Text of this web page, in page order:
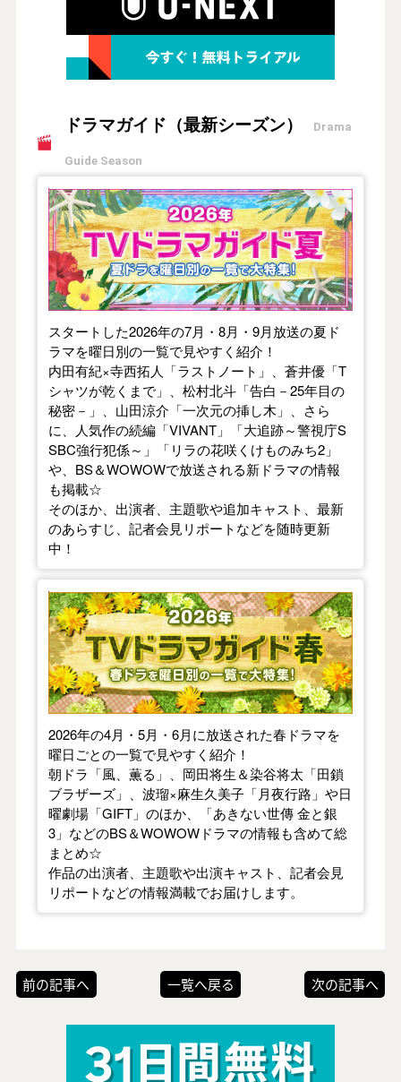
ドラマガイド（最新シーズン） Drama
Guide Season
【2026年夏】TVドラマガイド
スタートした2026年の7月・8月・9月放送の夏ド
ラマを曜日別の一覧で見やすく紹介！
内田有紀×寺西拓人「ラストノート」、蒼井優「T
シャツが乾くまで」、松村北斗「告白－25年目の
秘密－」、山田涼介「一次元の挿し木」、さら
に、人気作の続編「VIVANT」「大追跡～警視庁S
SBC強行犯係～」「リラの花咲くけものみち2」
や、BS＆WOWOWで放送される新ドラマの情報
も掲載☆
そのほか、出演者、主題歌や追加キャスト、最新
のあらすじ、記者会見リポートなどを随時更新
中！
【2026年春】TVドラマガイド
2026年の4月・5月・6月に放送された春ドラマを
曜日ごとの一覧で見やすく紹介！
朝ドラ「風、薫る」、岡田将生＆染谷将太「田鎖
ブラザーズ」、波瑠×麻生久美子「月夜行路」や日
曜劇場「GIFT」のほか、「あきない世傳 金と銀
3」などのBS＆WOWOWドラマの情報も含めて総
まとめ☆
作品の出演者、主題歌や出演キャスト、記者会見
リポートなどの情報満載でお届けします。
前の記事へ 一覧へ戻る 次の記事へ